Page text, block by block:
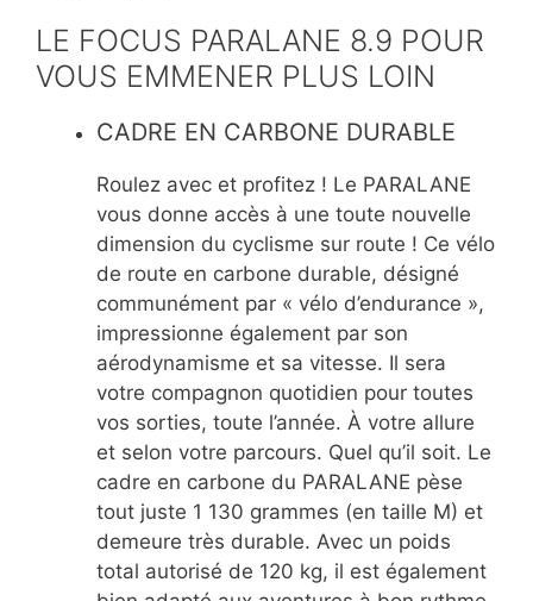
LE FOCUS PARALANE 8.9 POUR
VOUS EMMENER PLUS LOIN
CADRE EN CARBONE DURABLE
Roulez avec et profitez ! Le PARALANE
vous donne accès à une toute nouvelle
dimension du cyclisme sur route ! Ce vélo
de route en carbone durable, désigné
communément par « vélo d’endurance »,
impressionne également par son
aérodynamisme et sa vitesse. Il sera
votre compagnon quotidien pour toutes
vos sorties, toute l’année. À votre allure
et selon votre parcours. Quel qu’il soit. Le
cadre en carbone du PARALANE pèse
tout juste 1 130 grammes (en taille M) et
demeure très durable. Avec un poids
total autorisé de 120 kg, il est également